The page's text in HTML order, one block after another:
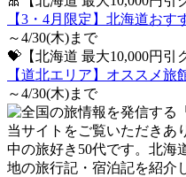
【3・4月限定】北海道お
～4/30(木)まで
💝【北海道 最大10,000円引
【道北エリア】オススメ
～4/30(木)まで
当サイトをご覧いただきあ
中の旅好き50代です。北海
地の旅行記・宿泊記を紹介